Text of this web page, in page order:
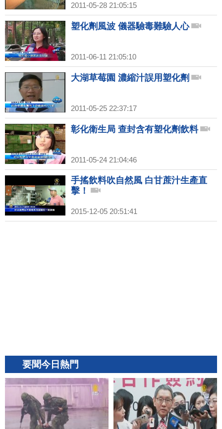
2011-05-28 21:05:15
塑化劑風波 儀器驗毒難驗人心
2011-06-11 21:05:10
大湖草莓園 濃縮汁誤用塑化劑
2011-05-25 22:37:17
彰化衛生局 查封含有塑化劑飲料
2011-05-24 21:04:46
手搖飲料吹自然風 白甘蔗汁生產直
擊！
2015-12-05 20:51:41
要聞今日熱門